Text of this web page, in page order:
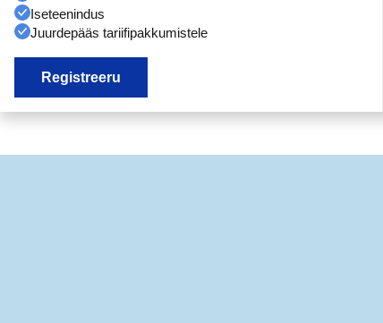
Iseteenindus
Juurdepääs tariifipakkumistele
Registreeru